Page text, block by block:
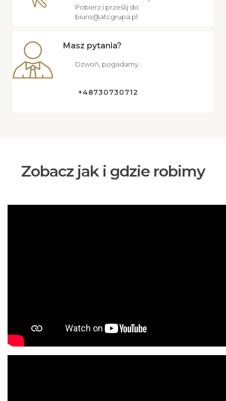
Pobierz i prześlij do
biuro@atcgrupa.pl
Masz pytania?
Dzwoń, pogadamy.
+48730730712
Zobacz jak i gdzie robimy